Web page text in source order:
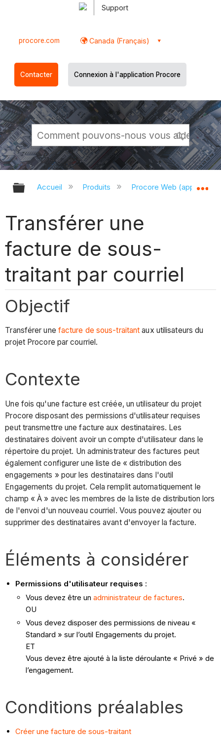
Support
procore.com Canada (Français)
Contacter Connexion à l'application Procore
Développer/réduire la hiérarchie
Accueil Produits Procore Web
Transférer une
facture de sous-
traitant par courriel
Objectif
Transférer une facture de sous-traitant aux utilisateurs du
projet Procore par courriel.
Contexte
Une fois qu'une facture est créée, un utilisateur du projet
Procore disposant des permissions d'utilisateur requises
peut transmettre une facture aux destinataires. Les
destinataires doivent avoir un compte d'utilisateur dans le
répertoire du projet. Un administrateur des factures peut
également configurer une liste de « distribution des
engagements » pour les destinataires dans l'outil
Engagements du projet. Cela remplit automatiquement le
champ « À » avec les membres de la liste de distribution lors
de l'envoi d'un nouveau courriel. Vous pouvez ajouter ou
supprimer des destinataires avant d'envoyer la facture.
Éléments à considérer
Permissions d'utilisateur requises :
Vous devez être unadministrateur de factures.
OU
Vous devez disposer des permissions de niveau «
Standard » sur l’outil Engagements du projet.
ET
Vous devez être ajouté à la liste déroulante « Privé » de
l’engagement.
Conditions préalables
Créer une facture de sous-traitant